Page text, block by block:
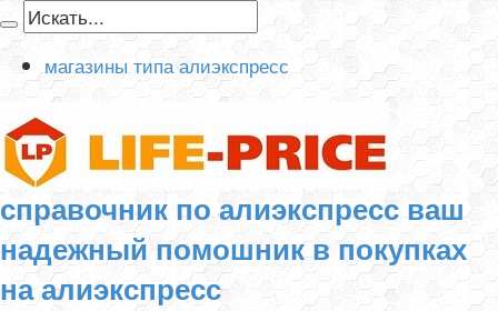
магазины типа алиэкспресс
справочник по алиэкспресс ваш
надежный помошник в покупках
на алиэкспресс